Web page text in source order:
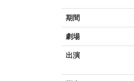
期間
劇場
出演